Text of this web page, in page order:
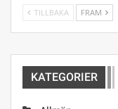
TILLBAKA FRAM
KATEGORIER